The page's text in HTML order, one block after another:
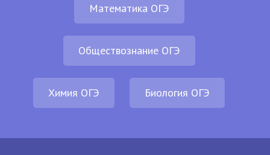
Математика ОГЭ
Обществознание ОГЭ
Химия ОГЭ Биология ОГЭ